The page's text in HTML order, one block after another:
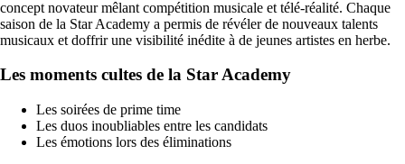
concept novateur mêlant compétition musicale et télé-réalité. Chaque
saison de la Star Academy a permis de révéler de nouveaux talents
musicaux et doffrir une visibilité inédite à de jeunes artistes en herbe.
Les moments cultes de la Star Academy
Les soirées de prime time
Les duos inoubliables entre les candidats
Les émotions lors des éliminations